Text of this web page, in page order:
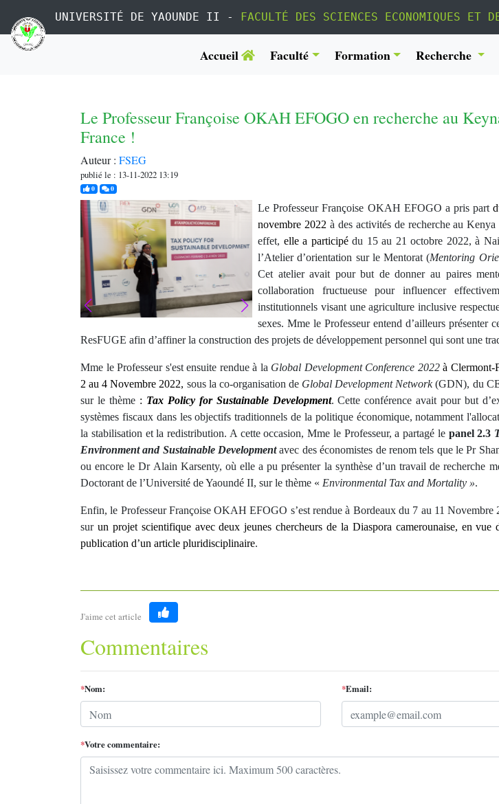
UNIVERSITÉ DE YAOUNDE II - FACULTÉ DES SCIENCES ECONOMIQUES ET
Accueil Faculté Formation Recherche
Le Professeur Françoise OKAH EFOGO en recherche au
France !
Auteur : FSEG
publié le : 13-11-2022 13:19
0j'aime0commentaires
Le Professeur Françoise OKAH EFOGO a pris part
novembre 2022 à des activités de recherche au
effet, elle a participé du 15 au 21 octobre 2022, à
l’Atelier d’orientation sur le Mentorat (Mentoring
Cet atelier avait pour but de donner au paires
collaboration fructueuse pour influencer
institutionnels visant une agriculture inclusive
sexes. Mme le Professeur entend d’ailleurs présenter
ResFUGE afin d’affiner la construction des projets de développement personnel qui sont une
Mme le Professeur s'est ensuite rendue à la Global Development Conference 2022 à Clermont-
2 au 4 Novembre 2022, sous la co-organisation de Global Development Network(GDN), du
sur le thème: Tax Policy for Sustainable Development. Cette conférence avait pour but
systèmes fiscaux dans les objectifs traditionnels de la politique économique, notamment
la stabilisation et la redistribution. A cette occasion, Mme le Professeur, a partagé le panel 2.3
Environment and Sustainable Developmentavec des économistes de renom tels que le Pr
ou encore le Dr Alain Karsenty, où elle a pu présenter la synthèse d’un travail de recherche
Doctorant de l’Université de Yaoundé II, sur le thème « Environmental Tax and Mortality ».
Enfin, le Professeur Françoise OKAH EFOGO s’est rendue à Bordeaux du 7 au 11 Novembre
sur un projet scientifique avec deux jeunes chercheurs de la Diaspora camerounaise, en vue
publication d’un article pluridisciplinaire.
J'aime cet article
Like
Commentaires
*Nom: *Email:
*Votre commentaire: